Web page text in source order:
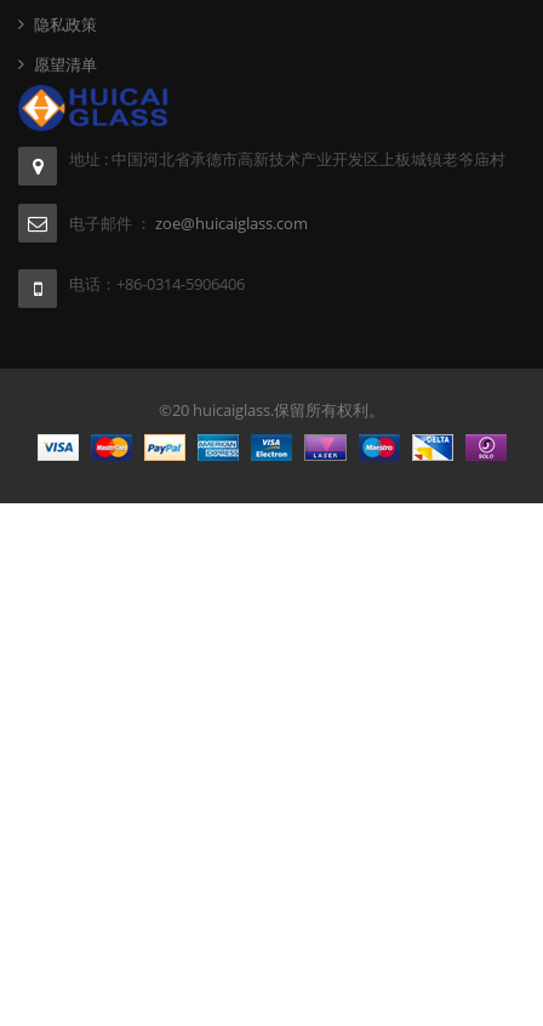
隐私政策
愿望清单
地址 : 中国河北省承德市高新技术产业开发区上板城镇老爷庙村
电子邮件 ： zoe@huicaiglass.com
电话：+86-0314-5906406
©20 huicaiglass.保留所有权利。